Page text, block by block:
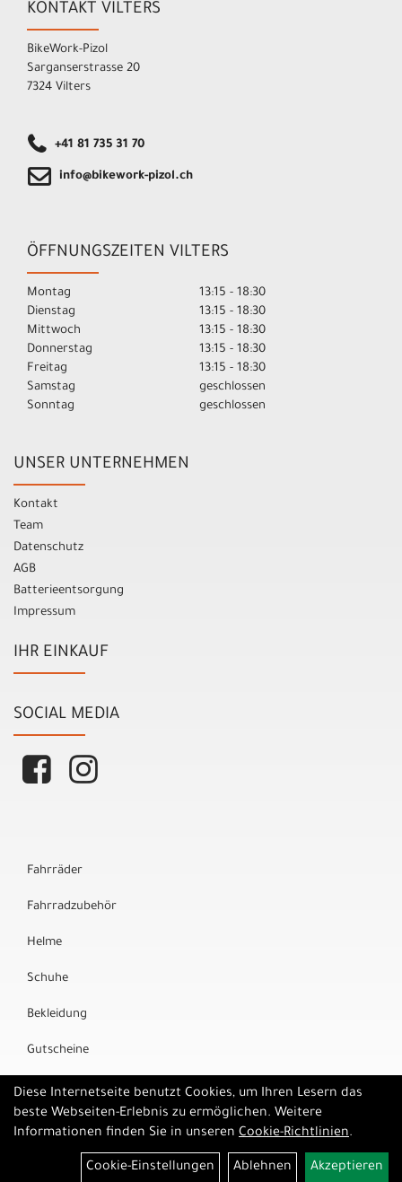
KONTAKT VILTERS
BikeWork-Pizol
Sarganserstrasse 20
7324 Vilters
+41 81 735 31 70
info@bikework-pizol.ch
ÖFFNUNGSZEITEN VILTERS
Montag
13:15 - 18:30
Dienstag
13:15 - 18:30
Mittwoch
13:15 - 18:30
Donnerstag
13:15 - 18:30
Freitag
13:15 - 18:30
Samstag
geschlossen
Sonntag
geschlossen
UNSER UNTERNEHMEN
Kontakt
Team
Datenschutz
AGB
Batterieentsorgung
Impressum
IHR EINKAUF
SOCIAL MEDIA
Fahrräder
Fahrradzubehör
Helme
Schuhe
Bekleidung
Gutscheine
Marken
Diese Internetseite benutzt Cookies, um Ihren Lesern das
beste Webseiten-Erlebnis zu ermöglichen. Weitere
Informationen finden Sie in unseren Cookie-Richtlinien.
Cookie-Einstellungen Ablehnen Akzeptieren